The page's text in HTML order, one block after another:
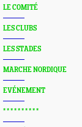
LE COMITÉ
LES CLUBS
LES STADES
MARCHE NORDIQUE
EVÉNEMENT
* * * * * * * * * *